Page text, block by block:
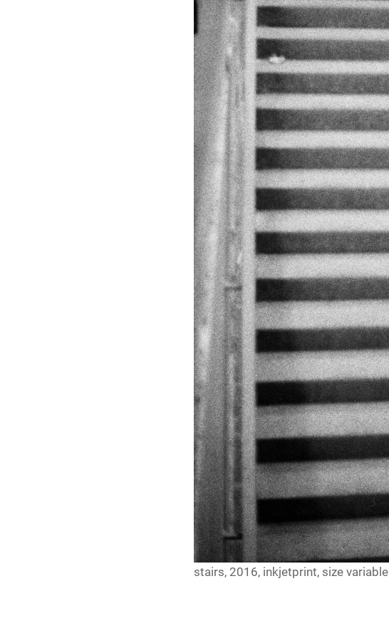
stairs, 2016, inkjetprint, size variable